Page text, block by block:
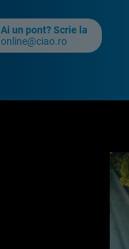
Ai un pont? Scrie la
online@ciao.ro